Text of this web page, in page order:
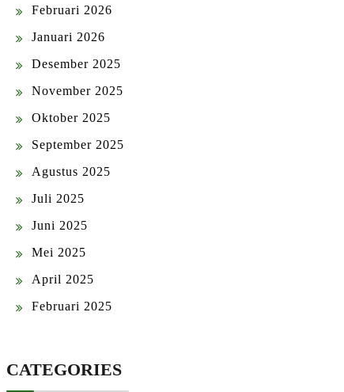
Februari 2026
Januari 2026
Desember 2025
November 2025
Oktober 2025
September 2025
Agustus 2025
Juli 2025
Juni 2025
Mei 2025
April 2025
Februari 2025
CATEGORIES